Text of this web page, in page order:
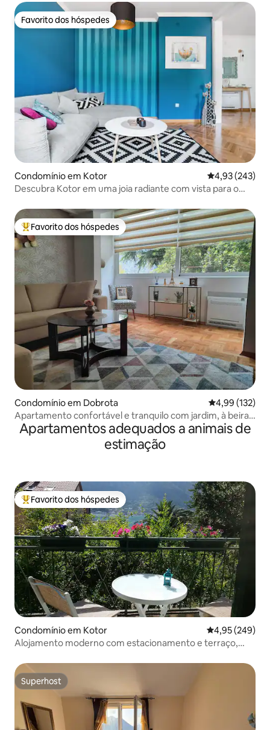
Favorito dos hóspedes
Favorito dos hóspedes
Condomínio em Kotor Classificação
4,93 (243)
Descubra Kotor em uma joia radiante com vista para o
Favoritos dos hóspedes mais apreciados
Favorito dos hóspedes
Condomínio em Dobrota Classificação
4,99 (132)
Apartamento confortável e tranquilo com jardim, à beira-
mar
Apartamentos adequados a animais de
estimação
Favoritos dos hóspedes mais apreciados
Favorito dos hóspedes
Condomínio em Kotor Classificação
4,95 (249)
Alojamento moderno com estacionamento e terraço,
Superhost
Superhost